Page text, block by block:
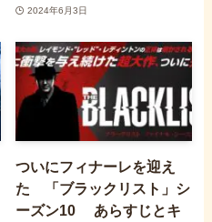
2024年6月3日
ついにフィナーレを迎え
た 「ブラックリスト」シ
ーズン10 あらすじとキ